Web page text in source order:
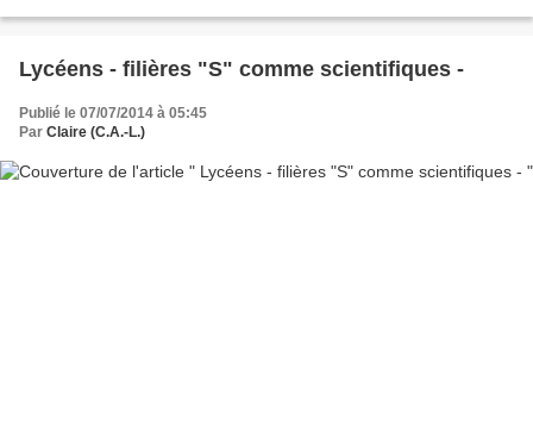
Lycéens - filières "S" comme scientifiques -
Publié le 07/07/2014 à 05:45
Par Claire (C.A.-L.)